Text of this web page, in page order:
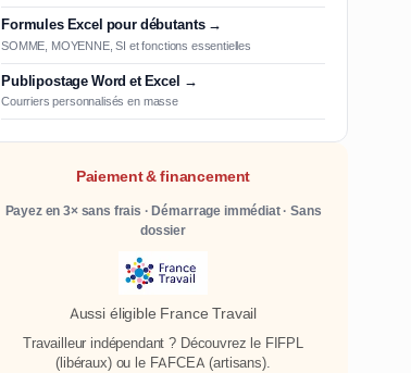
Formules Excel pour débutants →
SOMME, MOYENNE, SI et fonctions essentielles
Publipostage Word et Excel →
Courriers personnalisés en masse
Paiement & financement
Payez en 3× sans frais · Démarrage immédiat · Sans
dossier
Aussi éligible France Travail
Travailleur indépendant ? Découvrez le FIFPL
(libéraux) ou le FAFCEA (artisans).